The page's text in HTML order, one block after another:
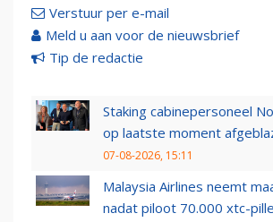
Verstuur per e-mail
Meld u aan voor de nieuwsbrief
Tip de redactie
Staking cabinepersoneel
op laatste moment
07-08-2026, 15:11
Malaysia Airlines neemt
nadat piloot 70.000 xtc-